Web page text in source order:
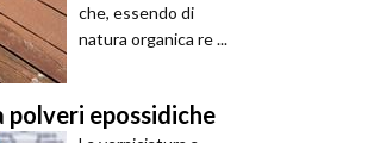
che, essendo di
natura organica re ...
polveri epossidiche